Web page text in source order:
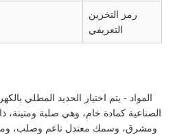
رمز التخزين
التعريفي
المواد - يتم اختيار الحديد المطلي
الصناعية كمادة خام، وهي صلبة ومتينة،
ومشرق، وسمك معتدل ناعم وصلب،